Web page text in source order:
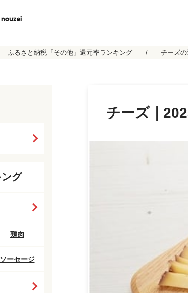
ふるさと納税「その他」還元率ランキング チーズ
チーズ｜
グ
鶏肉
ソーセージ